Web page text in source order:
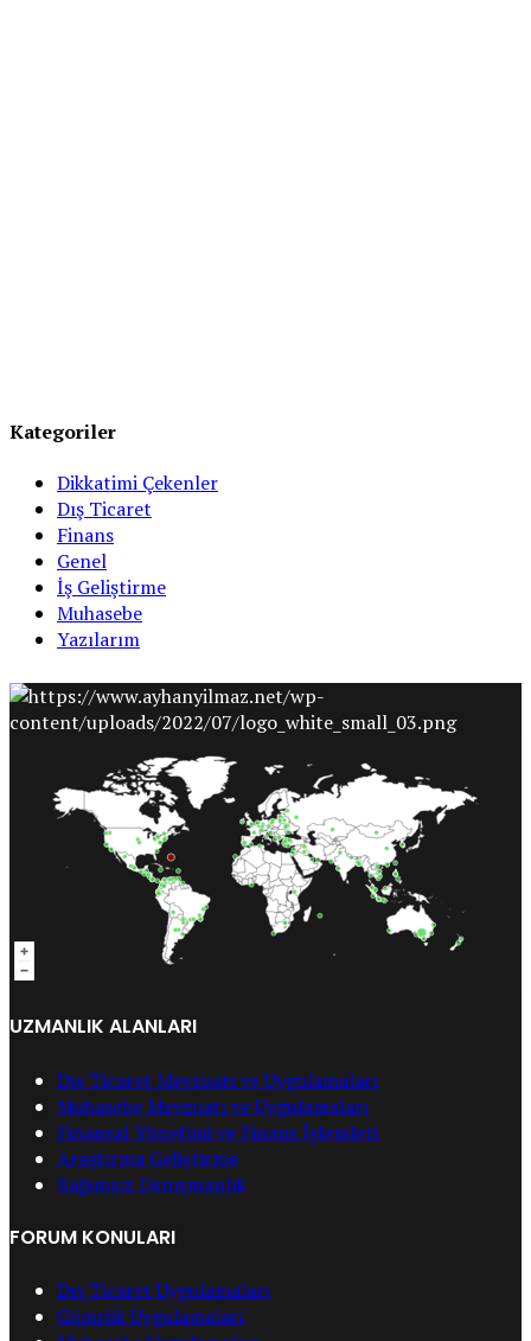
Kategoriler
Dikkatimi Çekenler
Dış Ticaret
Finans
Genel
İş Geliştirme
Muhasebe
Yazılarım
UZMANLIK ALANLARI
Dış Ticaret Mevzuatı ve Uygulamaları
Muhasebe Mevzuatı ve Uygulamaları
Finansal Yönetimi ve Finans İşlemleri
Araştırma Geliştirme
Bağımsız Danışmanlık
FORUM KONULARI
Dış Ticaret Uygulamaları
Gümrük Uygulamaları